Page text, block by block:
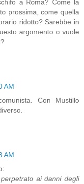
a Roma? Come la
prossima, come quella
ridotto? Sarebbe in
argomento o vuole
AM
Con Mustillo
AM
ai danni degli